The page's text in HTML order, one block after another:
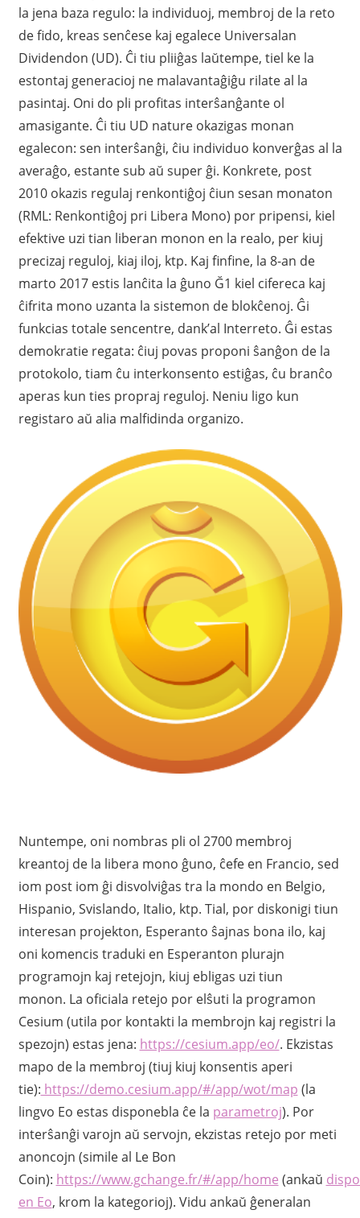
la jena baza regulo: la individuoj, membroj de la reto
de fido, kreas senĉese kaj egalece Universalan
Dividendon (UD). Ĉi tiu pliiĝas laŭtempe, tiel ke la
estontaj generacioj ne malavantaĝiĝu rilate al la
pasintaj. Oni do pli profitas interŝanĝante ol
amasigante. Ĉi tiu UD nature okazigas monan
egalecon: sen interŝanĝi, ĉiu individuo konverĝas al la
averaĝo, estante sub aŭ super ĝi. Konkrete, post
2010 okazis regulaj renkontiĝoj ĉiun sesan monaton
(RML: Renkontiĝoj pri Libera Mono) por pripensi, kiel
efektive uzi tian liberan monon en la realo, per kiuj
precizaj reguloj, kiaj iloj, ktp. Kaj finfine, la 8-an de
marto 2017 estis lanĉita la ĝuno Ğ1 kiel cifereca kaj
ĉifrita mono uzanta la sistemon de blokĉenoj. Ĝi
funkcias totale sencentre, dank’al Interreto. Ĝi estas
demokratie regata: ĉiuj povas proponi ŝanĝon de la
protokolo, tiam ĉu interkonsento estiĝas, ĉu branĉo
aperas kun ties propraj reguloj. Neniu ligo kun
registaro aŭ alia malfidinda organizo.
Nuntempe, oni nombras pli ol 2700 membroj
kreantoj de la libera mono ĝuno, ĉefe en Francio, sed
iom post iom ĝi disvolviĝas tra la mondo en Belgio,
Hispanio, Svislando, Italio, ktp. Tial, por diskonigi tiun
interesan projekton, Esperanto ŝajnas bona ilo, kaj
oni komencis traduki en Esperanton plurajn
programojn kaj retejojn, kiuj ebligas uzi tiun
monon. La oficiala retejo por elŝuti la programon
Cesium (utila por kontakti la membrojn kaj registri la
spezojn) estas jena: https://cesium.app/eo/. Ekzistas
mapo de la membroj (tiuj kiuj konsentis aperi
tie): https://demo.cesium.app/#/app/wot/map (la
lingvo Eo estas disponebla ĉe la parametroj). Por
interŝanĝi varojn aŭ servojn, ekzistas retejo por meti
anoncojn (simile al Le Bon
Coin): https://www.gchange.fr/#/app/home (ankaŭ
en Eo, krom la kategorioj). Vidu ankaŭ ĝeneralan